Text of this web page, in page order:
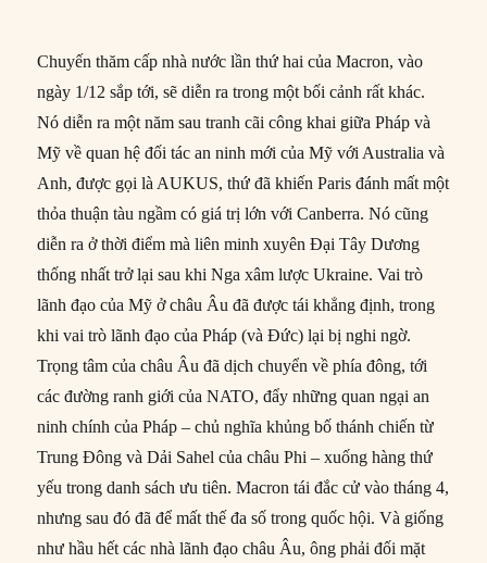
Chuyến thăm cấp nhà nước lần thứ hai của Macron, vào
ngày 1/12 sắp tới, sẽ diễn ra trong một bối cảnh rất khác.
Nó diễn ra một năm sau tranh cãi công khai giữa Pháp và
Mỹ về quan hệ đối tác an ninh mới của Mỹ với Australia và
Anh, được gọi là AUKUS, thứ đã khiến Paris đánh mất một
thỏa thuận tàu ngầm có giá trị lớn với Canberra. Nó cũng
diễn ra ở thời điểm mà liên minh xuyên Đại Tây Dương
thống nhất trở lại sau khi Nga xâm lược Ukraine. Vai trò
lãnh đạo của Mỹ ở châu Âu đã được tái khẳng định, trong
khi vai trò lãnh đạo của Pháp (và Đức) lại bị nghi ngờ.
Trọng tâm của châu Âu đã dịch chuyển về phía đông, tới
các đường ranh giới của NATO, đẩy những quan ngại an
ninh chính của Pháp – chủ nghĩa khủng bố thánh chiến từ
Trung Đông và Dải Sahel của châu Phi – xuống hàng thứ
yếu trong danh sách ưu tiên. Macron tái đắc cử vào tháng 4,
nhưng sau đó đã để mất thế đa số trong quốc hội. Và giống
như hầu hết các nhà lãnh đạo châu Âu, ông phải đối mặt